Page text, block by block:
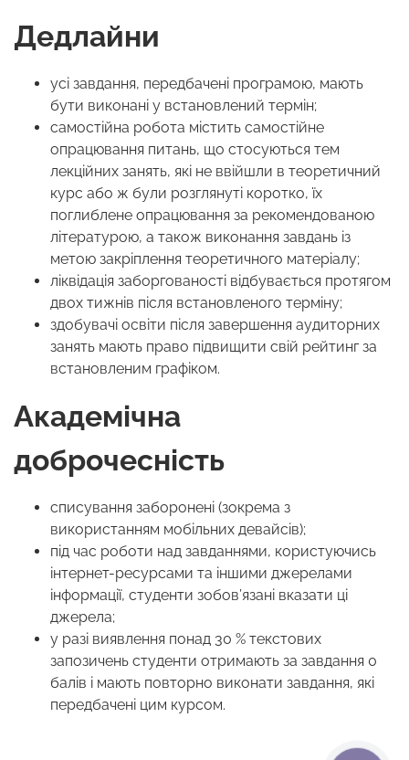
Дедлайни
усі завдання, передбачені програмою, мають
бути виконані у встановлений термін;
самостійна робота містить самостійне
опрацювання питань, що стосуються тем
лекційних занять, які не ввійшли в теоретичний
курс або ж були розглянуті коротко, їх
поглиблене опрацювання за рекомендованою
літературою, а також виконання завдань із
метою закріплення теоретичного матеріалу;
ліквідація заборгованості відбувається протягом
двох тижнів після встановленого терміну;
здобувачі освіти після завершення аудиторних
занять мають право підвищити свій рейтинг за
встановленим графіком.
Академічна
доброчесність
списування заборонені (зокрема з
використанням мобільних девайсів);
під час роботи над завданнями, користуючись
інтернет-ресурсами та іншими джерелами
інформації, студенти зобов’язані вказати ці
джерела;
у разі виявлення понад 30 % текстових
запозичень студенти отримають за завдання 0
балів і мають повторно виконати завдання, які
передбачені цим курсом.